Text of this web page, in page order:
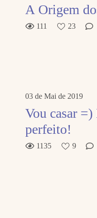
A Origem
111 23
03 de Mai de 2019
Vou casar =) E agora? Dicas para um casamento
perfeito!
1135 9